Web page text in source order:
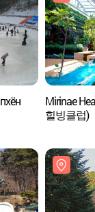
Mirinae
힐빙클럽)